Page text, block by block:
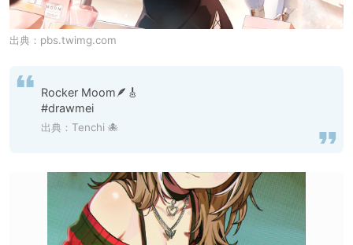
出典： pbs.twimg.com
Rocker Moom🪶🎸
#drawmei
出典： Tenchi 🐙